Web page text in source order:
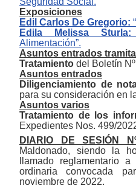
Exposiciones
Edil Carlos De Gregorio:
Edil a Melissa Sturla
Alimentación”.
Asuntos entrados
Tratamiento del Boletín
Asuntos entrados
Diligenciamiento de
para su consideración en
Asuntos varios
Tratamiento de los
Expedientes Nos. 499/
DIARIO DE SESIÓN
Maldonado, siendo la
llamado reglamentario
ordinaria convocada
noviembre de 2022.